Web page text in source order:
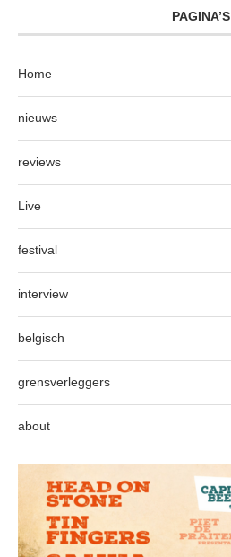
PAGINA’S
Home
nieuws
reviews
Live
festival
interview
belgisch
grensverleggers
about